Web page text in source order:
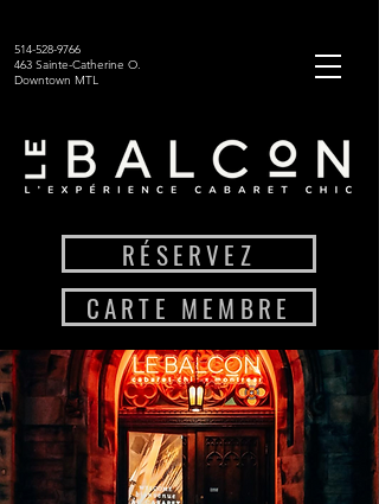
514-528-9766
463 Sainte-Catherine O.
Downtown MTL
RÉSERVEZ
CARTE MEMBRE